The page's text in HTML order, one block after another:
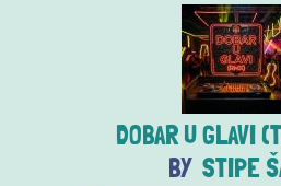
DOBAR U GLAVI
STIPE